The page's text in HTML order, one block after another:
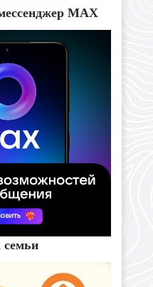
MAX
семьи